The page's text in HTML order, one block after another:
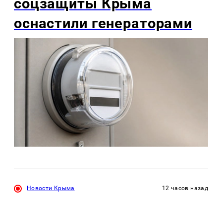
соцзащиты Крыма
оснастили генераторами
Новости Крыма 12 часов назад